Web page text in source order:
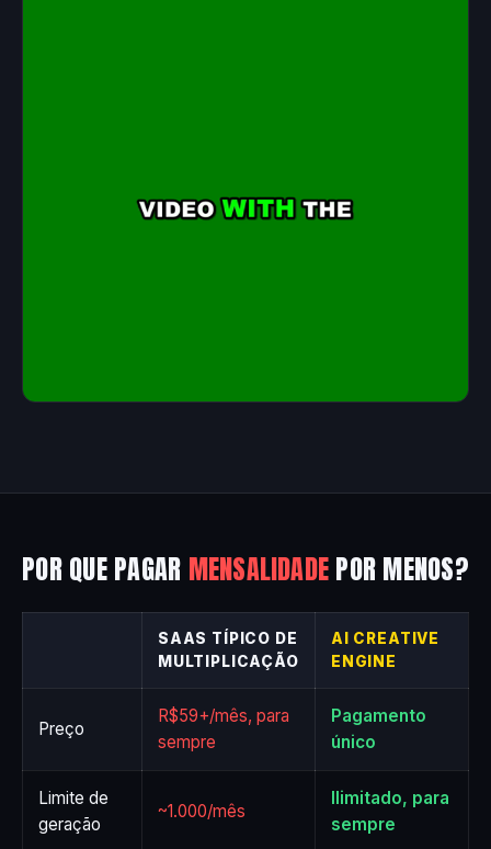
POR QUE PAGAR MENSALIDADEPOR MENOS?
SAAS TÍPICO DE
MULTIPLICAÇÃO
AI CREATIVE
ENGINE
Preço
R$59+/mês, para
sempre
Pagamento
único
Limite de
geração
~1.000/mês
Ilimitado, para
sempre